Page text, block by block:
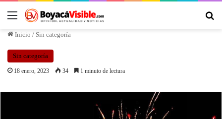
Inicio / Sin categoría
Sin categoría
18 enero, 2023 34 1 minuto de lectura